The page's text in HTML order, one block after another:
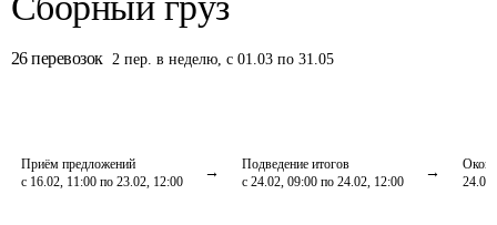
26 перевозок 2 пер. в неделю, с 01.03 по 31.05
Приём предложений
с 16.02, 11:00 по 23.02, 12:00
Подведение итогов
с 24.02, 09:00 по 24.02, 12:00